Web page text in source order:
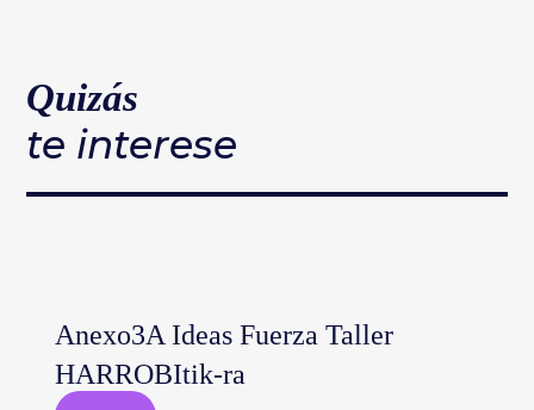
Quizás
te interese
Anexo3A Ideas Fuerza Taller
HARROBItik-ra